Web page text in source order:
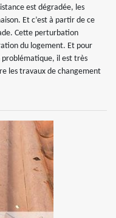
est dégradée, les
Et c’est à partir de ce
Cette perturbation
du logement. Et pour
problématique, il est très
les travaux de changement